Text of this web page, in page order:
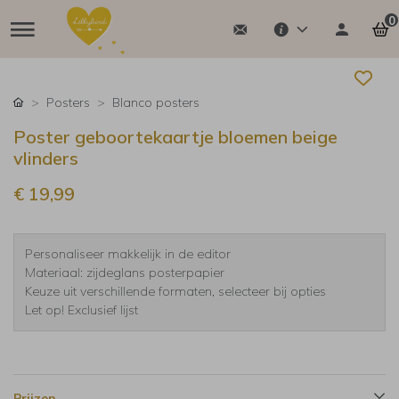
0
Posters Blanco posters
Poster geboortekaartje bloemen beige
vlinders
€ 19,99
Personaliseer makkelijk in de editor
Materiaal: zijdeglans posterpapier
Keuze uit verschillende formaten, selecteer bij opties
Let op! Exclusief lijst